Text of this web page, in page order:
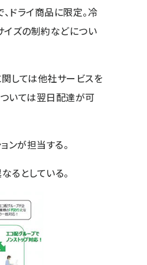
ドライ商品に限定。冷
イズの制約などについ
しては他社サービスを
いては翌日配達が可
ンが担当する。
るとしている。